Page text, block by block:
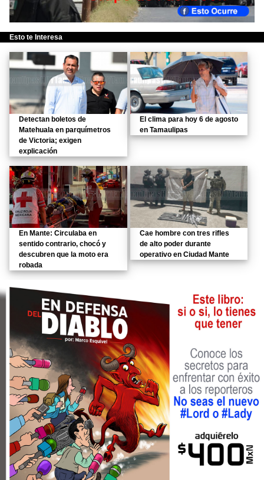
Esto te Interesa
Detectan boletos de
Matehuala en parquímetros
de Victoria; exigen
explicación
El clima para hoy 6 de agosto
en Tamaulipas
En Mante: Circulaba en
sentido contrario, chocó y
descubren que la moto era
robada
Cae hombre con tres rifles
de alto poder durante
operativo en Ciudad Mante